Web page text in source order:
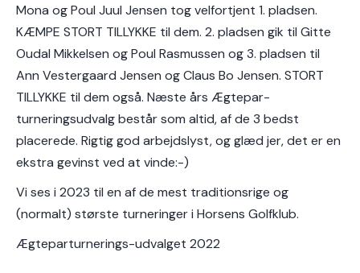
Mona og Poul Juul Jensen tog velfortjent 1. pladsen.
KÆMPE STORT TILLYKKE til dem. 2. pladsen gik til Gitte
Oudal Mikkelsen og Poul Rasmussen og 3. pladsen til
Ann Vestergaard Jensen og Claus Bo Jensen. STORT
TILLYKKE til dem også. Næste års Ægtepar-
turneringsudvalg består som altid, af de 3 bedst
placerede. Rigtig god arbejdslyst, og glæd jer, det er en
ekstra gevinst ved at vinde:-)
Vi ses i 2023 til en af de mest traditionsrige og
(normalt) største turneringer i Horsens Golfklub.
Ægteparturnerings-udvalget 2022